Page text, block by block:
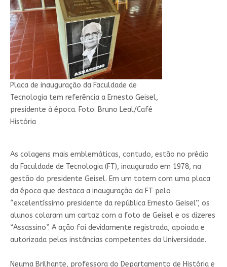
Placa de inauguração da Faculdade de
Tecnologia tem referência a Ernesto Geisel,
presidente à época. Foto: Bruno Leal/Café
História
As colagens mais emblemáticas, contudo, estão no prédio
da Faculdade de Tecnologia (FT), inaugurado em 1978, na
gestão do presidente Geisel. Em um totem com uma placa
da época que destaca a inauguração da FT pelo
“excelentíssimo presidente da república Ernesto Geisel”, os
alunos colaram um cartaz com a foto de Geisel e os dizeres
“Assassino”. A ação foi devidamente registrada, apoiada e
autorizada pelas instâncias competentes da Universidade.
Neuma Brilhante, professora do Departamento de História e